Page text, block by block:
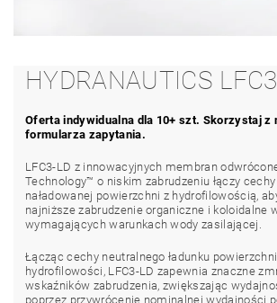
HYDRANAUTICS
Oferta indywidualna dla 10+ szt. Skorzystaj z
formularza zapytania.
LFC3-LD z innowacyjnych membran
Technology™ o niskim zabrudzeniu łączy
naładowanej powierzchni z hydrofilowością,
najniższe zabrudzenie organiczne i koloidalne
wymagających warunkach wody zasilającej.
Łącząc cechy neutralnego ładunku
hydrofilowości, LFC3-LD zapewnia znaczne
wskaźników zabrudzenia, zwiększając
poprzez przywrócenie nominalnej wydajności